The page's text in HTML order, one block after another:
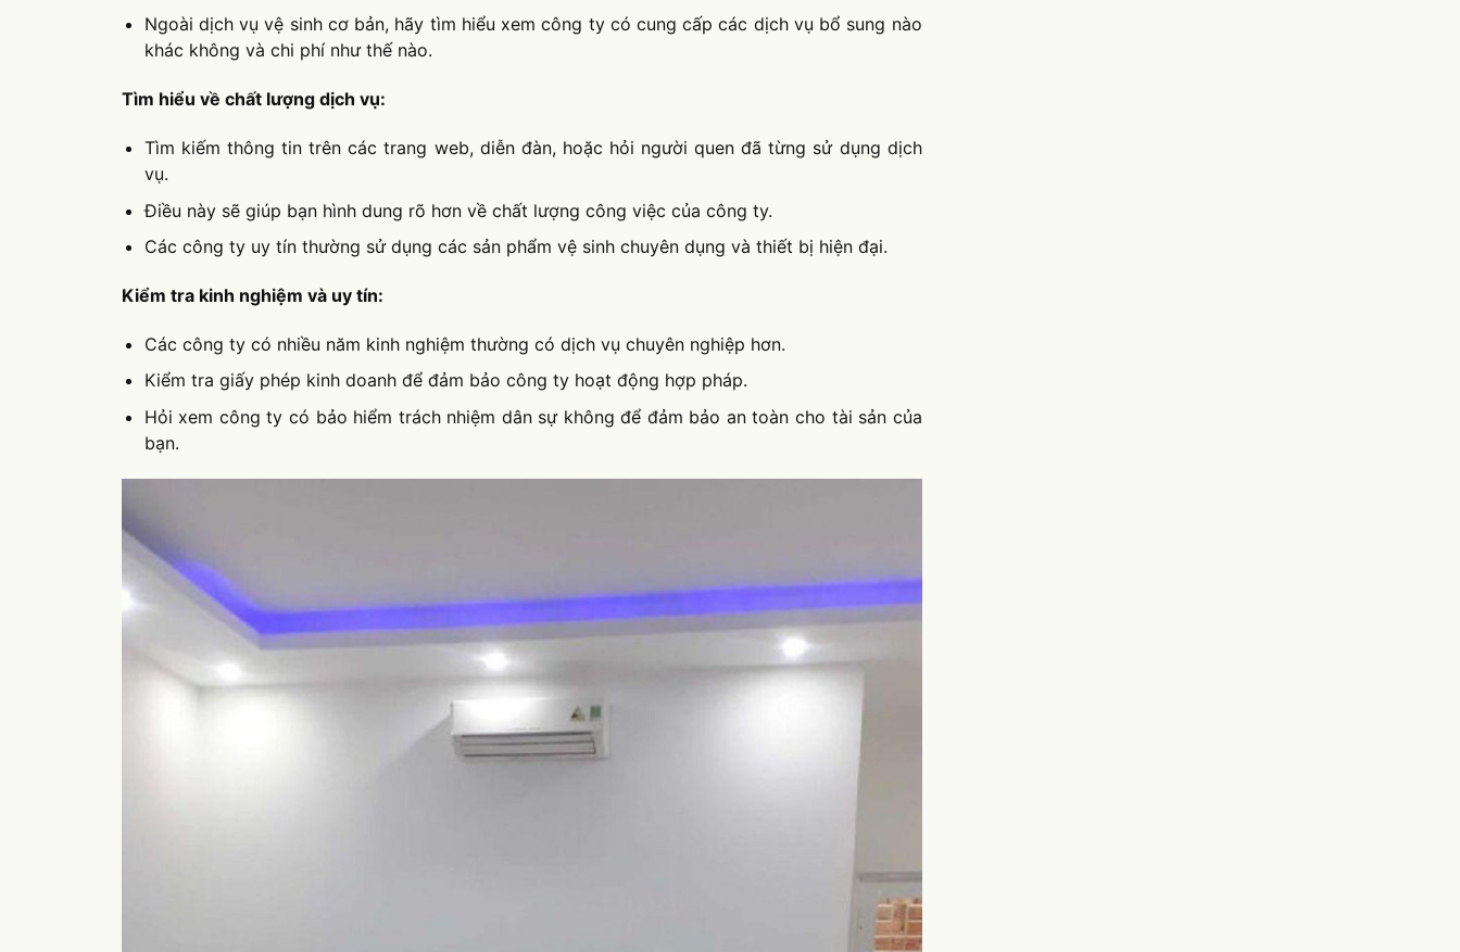
Ngoài dịch vụ vệ sinh cơ bản, hãy tìm hiểu xem công ty có cung cấp các dịch vụ bổ sung nào
khác không và chi phí như thế nào.
Tìm hiểu về chất lượng dịch vụ:
Tìm kiếm thông tin trên các trang web, diễn đàn, hoặc hỏi người quen đã từng sử dụng dịch
vụ.
Điều này sẽ giúp bạn hình dung rõ hơn về chất lượng công việc của công ty.
Các công ty uy tín thường sử dụng các sản phẩm vệ sinh chuyên dụng và thiết bị hiện đại.
Kiểm tra kinh nghiệm và uy tín:
Các công ty có nhiều năm kinh nghiệm thường có dịch vụ chuyên nghiệp hơn.
Kiểm tra giấy phép kinh doanh để đảm bảo công ty hoạt động hợp pháp.
Hỏi xem công ty có bảo hiểm trách nhiệm dân sự không để đảm bảo an toàn cho tài sản của
bạn.